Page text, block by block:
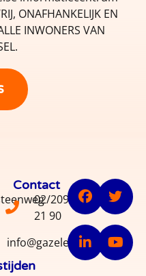
ONAFHANKELIJK EN
INWONERS VAN
Contact
02/209
21 90
info@gazelec.info